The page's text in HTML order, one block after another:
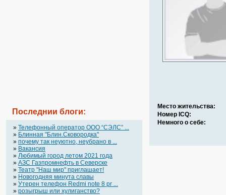
Последнии блоги:
» Телефонный оператор OOO “СЭЛС” ...
» Блинная "Блин.Сковородка"
» почему так неуютно, неубрано в ...
» Вакансия
» Любимый город летом 2021 года
» АЗС Газпромнефть в Северске
» Театр "Наш мир" приглашает!
» Новогодняя минута славы
» Утерен телефон Redmi note 8 pr ...
» розыгрыш или хулиганство?
Место жительства:
Номер ICQ:
Немного о себе: